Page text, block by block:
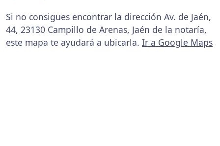
Si no consigues encontrar la dirección Av. de Jaén,
44, 23130 Campillo de Arenas, Jaén de la notaría,
este mapa te ayudará a ubicarla. Ir a Google Maps